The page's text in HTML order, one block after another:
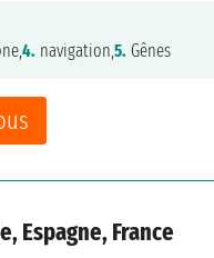
4. navigation,5. Gênes
Espagne, France